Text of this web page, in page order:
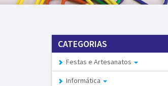
CATEGORIAS
Festas e Artesanatos
Informática